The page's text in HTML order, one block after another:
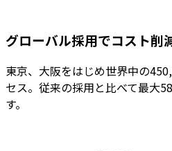
グローバル採用でコスト削
東京、大阪をはじめ世界中の
セス。従来の採用と比べて最大
す。